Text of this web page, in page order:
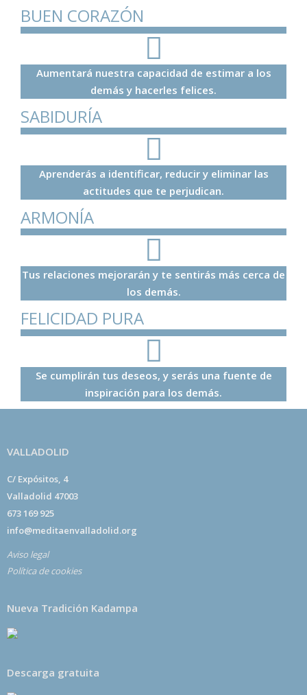
BUEN CORAZÓN
Aumentará nuestra capacidad de estimar a los
demás y hacerles felices.
SABIDURÍA
Aprenderás a identificar, reducir y eliminar las
actitudes que te perjudican.
ARMONÍA
Tus relaciones mejorarán y te sentirás más cerca de
los demás.
FELICIDAD PURA
Se cumplirán tus deseos, y serás una fuente de
inspiración para los demás.
VALLADOLID
C/ Expósitos, 4
Valladolid 47003
673 169 925
info@meditaenvalladolid.org
Aviso legal
Política de cookies
Nueva Tradición Kadampa
Descarga gratuita